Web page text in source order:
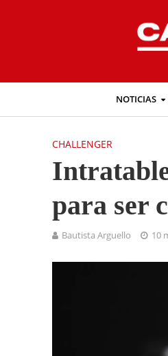
NOTICIAS
CHALLENGER
para ser
Bautista Arguello 10